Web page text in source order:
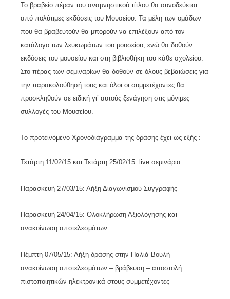
Το βραβείο πέραν του αναμνηστικού τίτλου θα συνοδεύεται
από πολύτιμες εκδόσεις του Μουσείου. Τα μέλη των ομάδων
που θα βραβευτούν θα μπορούν να επιλέξουν από τον
κατάλογο των λευκωμάτων του μουσείου, ενώ θα δοθούν
εκδόσεις του μουσείου και στη βιβλιοθήκη του κάθε σχολείου.
Στο πέρας των σεμιναρίων θα δοθούν σε όλους βεβαιώσεις για
την παρακολούθησή τους και όλοι οι συμμετέχοντες θα
προσκληθούν σε ειδική γι’ αυτούς ξενάγηση στις μόνιμες
συλλογές του Μουσείου.
Το προτεινόμενο Χρονοδιάγραμμα της δράσης έχει ως εξής :
Τετάρτη 11/02/15 και Τετάρτη 25/02/15: live σεμινάρια
Παρασκευή 27/03/15: Λήξη Διαγωνισμού Συγγραφής
Παρασκευή 24/04/15: Ολοκλήρωση Αξιολόγησης και
ανακοίνωση αποτελεσμάτων
Πέμπτη 07/05/15: Λήξη δράσης στην Παλιά Βουλή –
ανακοίνωση αποτελεσμάτων – βράβευση – αποστολή
πιστοποιητικών ηλεκτρονικά στους συμμετέχοντες